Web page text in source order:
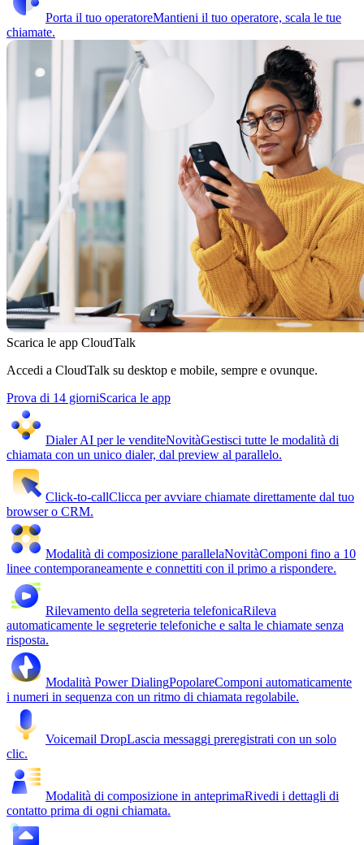
Porta il tuo operatoreMantieni il tuo operatore, scala le tue
chiamate.
Scarica le app CloudTalk
Accedi a CloudTalk su desktop e mobile, sempre e ovunque.
Prova di 14 giorniScarica le app
Dialer AI per le venditeNovitàGestisci tutte le modalità di
chiamata con un unico dialer, dal preview al parallelo.
Click-to-callClicca per avviare chiamate direttamente dal tuo
browser o CRM.
Modalità di composizione parallelaNovitàComponi fino a 10
linee contemporaneamente e connettiti con il primo a rispondere.
Rilevamento della segreteria telefonicaRileva
automaticamente le segreterie telefoniche e salta le chiamate senza
risposta.
Modalità Power DialingPopolareComponi automaticamente
i numeri in sequenza con un ritmo di chiamata regolabile.
Voicemail DropLascia messaggi preregistrati con un solo
clic.
Modalità di composizione in anteprimaRivedi i dettagli di
contatto prima di ogni chiamata.